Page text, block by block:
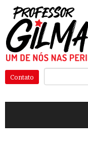
Pular
para
o
conteúdo
Contato